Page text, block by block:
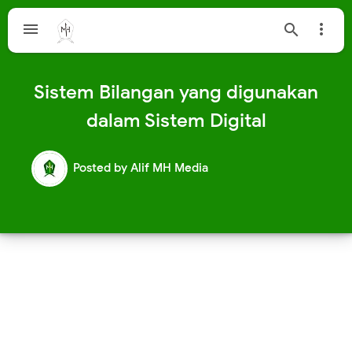
  
Sistem Bilangan yang digunakan
dalam Sistem Digital
Posted by Alif MH Media